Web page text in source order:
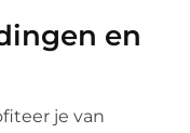
en
je van